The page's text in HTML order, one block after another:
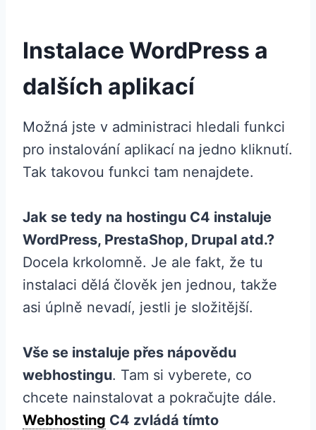
Instalace WordPress a
dalších aplikací
Možná jste v administraci hledali funkci
pro instalování aplikací na jedno kliknutí.
Tak takovou funkci tam nenajdete.
Jak se tedy na hostingu C4 instaluje
WordPress, PrestaShop, Drupal atd.?
Docela krkolomně. Je ale fakt, že tu
instalaci dělá člověk jen jednou, takže
asi úplně nevadí, jestli je složitější.
Vše se instaluje přes nápovědu
webhostingu. Tam si vyberete, co
chcete nainstalovat a pokračujte dále.
Webhosting C4 zvládá tímto